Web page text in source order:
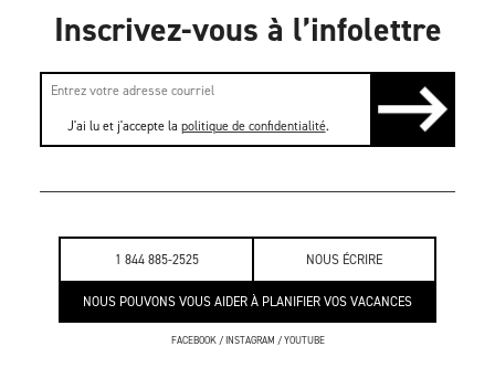
1 844 885-2525 NOUS ÉCRIRE
NOUS POUVONS VOUS AIDER À PLANIFIER VOS VACANCES
FACEBOOK/INSTAGRAM /YOUTUBE
Inscrivez-vous à l’infolettre
J'ai lu et j'accepte la politique de confidentialité.